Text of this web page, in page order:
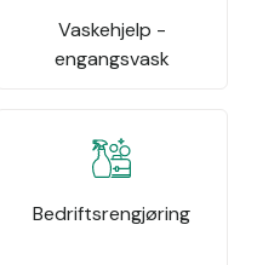
Vaskehjelp -
engangsvask
Bedriftsrengjøring